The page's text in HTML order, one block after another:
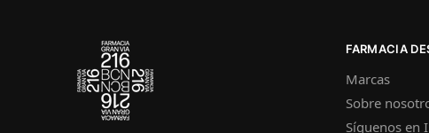
FARMACIA
Marcas
Sobre
Síguenos en